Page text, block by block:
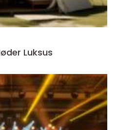
Luksus